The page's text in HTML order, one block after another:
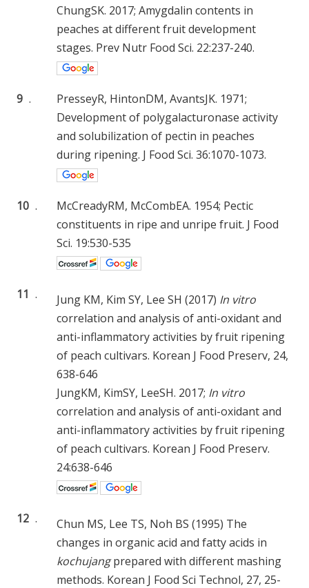
ChungSK. 2017; Amygdalin contents in
peaches at different fruit development
stages. Prev Nutr Food Sci. 22:237-240.
9 .
PresseyR, HintonDM, AvantsJK. 1971;
Development of polygalacturonase activity
and solubilization of pectin in peaches
during ripening. J Food Sci. 36:1070-1073.
10 .
McCreadyRM, McCombEA. 1954; Pectic
constituents in ripe and unripe fruit. J Food
Sci. 19:530-535
11 . Jung KM, Kim SY, Lee SH (2017) In vitro
correlation and analysis of anti-oxidant and
anti-inflammatory activities by fruit ripening
of peach cultivars. Korean J Food Preserv, 24,
638-646
JungKM, KimSY, LeeSH. 2017; In vitro
correlation and analysis of anti-oxidant and
anti-inflammatory activities by fruit ripening
of peach cultivars. Korean J Food Preserv.
24:638-646
12 .
Chun MS, Lee TS, Noh BS (1995) The
changes in organic acid and fatty acids in
kochujangprepared with different mashing
methods. Korean J Food Sci Technol, 27, 25-